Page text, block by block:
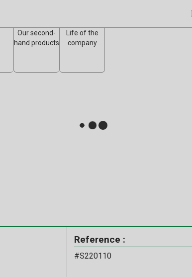
Our second-
hand products
Life of the
company
Reference :
#S220110